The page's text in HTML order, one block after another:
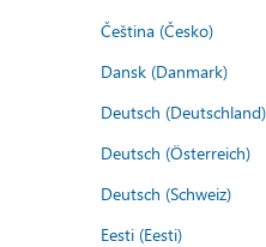
Čeština (Česko)
Dansk (Danmark)
Deutsch (Deutschland)
Deutsch (Österreich)
Deutsch (Schweiz)
Eesti (Eesti)